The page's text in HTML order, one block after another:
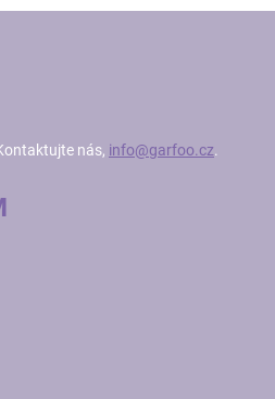
nás, info@garfoo.cz.